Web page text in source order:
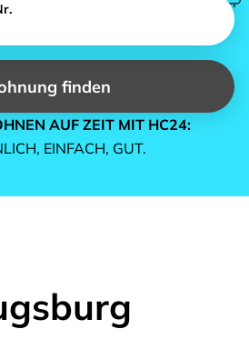
finden
AUF ZEIT MIT HC24:
EINFACH, GUT.